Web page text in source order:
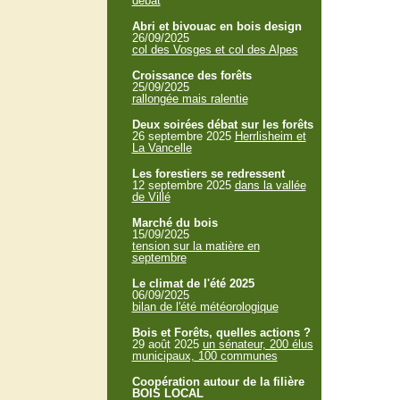
Abri et bivouac en bois design
26/09/2025
col des Vosges et col des Alpes
Croissance des forêts
25/09/2025
rallongée mais ralentie
Deux soirées débat sur les forêts
26 septembre 2025 Herrlisheim et
La Vancelle
Les forestiers se redressent
12 septembre 2025 dans la vallée
de Villé
Marché du bois
15/09/2025
tension sur la matière en
septembre
Le climat de l'été 2025
06/09/2025
bilan de l'été météorologique
Bois et Forêts, quelles actions ?
29 août 2025 un sénateur, 200 élus
municipaux, 100 communes
Coopération autour de la filière
BOIS LOCAL